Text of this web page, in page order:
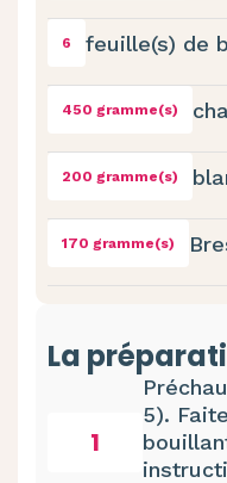
6 feuille(s) de
450 gramme(s)
200 gramme(s)
170 gramme(s)
La
1
5).